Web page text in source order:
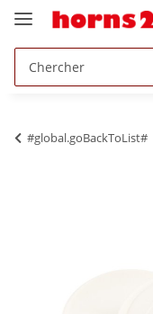
#global.goBackToList#